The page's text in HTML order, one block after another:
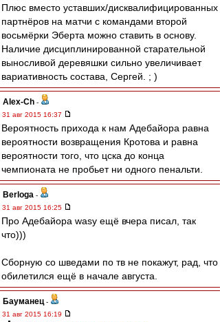
Плюс вместо уставших/дисквалифицированных
партнёров на матчи с командами второй
восьмёрки Эберта можно ставить в основу.
Наличие дисциплинированной старательной
выносливой деревяшки сильно увеличивает
вариативность состава, Сергей. ; )
Alex-Ch -
31 авг 2015 16:37
Вероятность прихода к нам Адебайора равна
вероятности возвращения Кротова и равна
вероятности того, что цска до конца
чемпионата не пробьет ни одного пенальти.
Berloga -
31 авг 2015 16:25
Про Адебайора wasy ещё вчера писал, так
что)))
Сборную со шведами по тв не покажут, рад, что
обилетился ещё в начале августа.
Бауманец -
31 авг 2015 16:19